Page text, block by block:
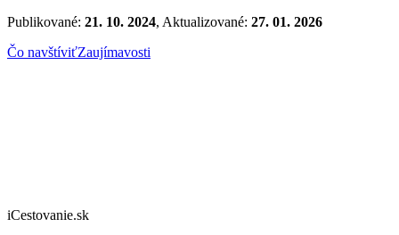
Publikované: 21. 10. 2024, Aktualizované: 27. 01. 2026
Čo navštíviťZaujímavosti
iCestovanie.sk